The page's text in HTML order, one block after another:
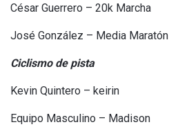
César Guerrero – 20k Marcha
José González – Media Maratón
Ciclismo de pista
Kevin Quintero – keirin
Equipo Masculino – Madison